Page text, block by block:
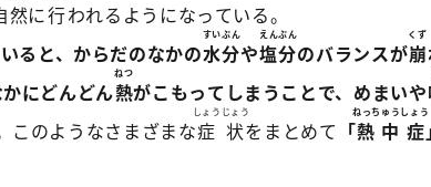
然に行われるようになっている。
ると、からだのなかの水分
すいぶん
や塩分
えんぶん
のバランスが崩
くず
にどんどん熱
ねつ
がこもってしまうことで、めまいや
このようなさまざまな症状
しょうじょう
をまとめて 「熱中症
ねっちゅうしょう
」